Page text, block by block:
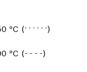
°C (. . . . . .)
°C (- - - -)